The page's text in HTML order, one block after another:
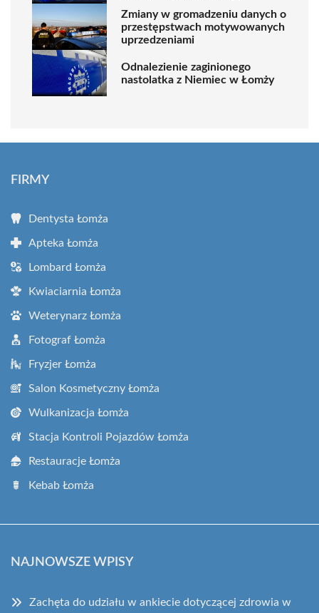
Zmiany w gromadzeniu danych o
przestępstwach motywowanych
uprzedzeniami
Odnalezienie zaginionego
nastolatka z Niemiec w Łomży
FIRMY
Dentysta Łomża
Apteka Łomża
Lombard Łomża
Kwiaciarnia Łomża
Weterynarz Łomża
Fotograf Łomża
Fryzjer Łomża
Salon Kosmetyczny Łomża
Wulkanizacja Łomża
Stacja Kontroli Pojazdów Łomża
Restauracje Łomża
Kebab Łomża
NAJNOWSZE WPISY
Zachęta do udziału w ankiecie dotyczącej zdrowia w